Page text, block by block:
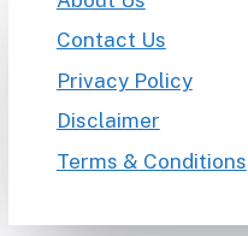
Contact Us
Privacy Policy
Disclaimer
Terms & Conditions